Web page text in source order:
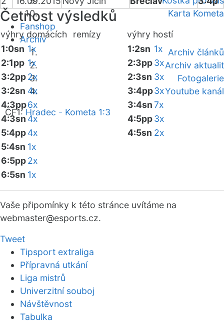
Karta Kometa
Fanshop
Archiv
Archiv článků
Archiv aktualit
Fotogalerie
Youtube kanál
ČF1: Hradec - Kometa 1:3
Četnost výsledků
výhry domácích remízy výhry hostí
1:0sn 1x
2:1pp 1x
3:2pp2x
3:2sn 4x
4:3pp6x
4:3sn 4x
5:4pp4x
5:4sn 1x
6:5pp2x
6:5sn 1x
1:2sn 1x
2:3pp3x
2:3sn 3x
3:4pp3x
3:4sn7x
4:5pp3x
4:5sn 2x
Vaše připomínky k této stránce uvítáme na
webmaster@esports.cz.
Tweet
Tipsport extraliga
Přípravná utkání
Liga mistrů
Univerzitní souboj
Návštěvnost
Tabulka